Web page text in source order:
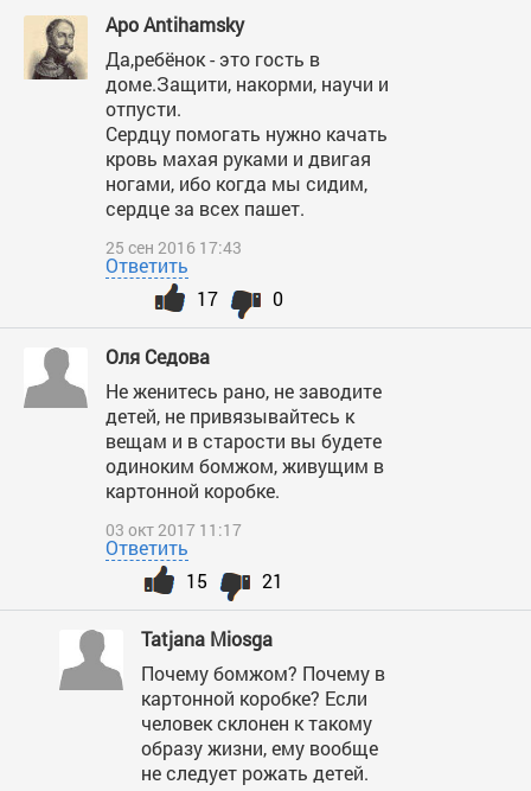
Apo Antihamsky
Да,ребёнок - это гость в
доме.Защити, накорми, научи и
отпусти.
Сердцу помогать нужно качать
кровь махая руками и двигая
ногами, ибо когда мы сидим,
сердце за всех пашет.
25 сен 2016 17:43
Ответить
0
17
Оля Седова
Не женитесь рано, не заводите
детей, не привязывайтесь к
вещам и в старости вы будете
одиноким бомжом, живущим в
картонной коробке.
03 окт 2017 11:17
Ответить
21
15
Tatjana Miosga
Почему бомжом? Почему в
картонной коробке? Если
человек склонен к такому
образу жизни, ему вообще
не следует рожать детей.